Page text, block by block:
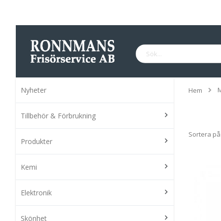
till
Sök
Nyheter
Tillbehör & Förbrukning
Produkter
Kemi
Elektronik
Skönhet
Hem
Sortera på